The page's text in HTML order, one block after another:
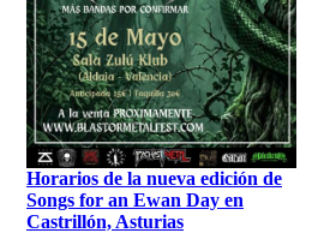
Horarios de la nueva edición de
Songs for an Ewan Day en
Castrillón, Asturias